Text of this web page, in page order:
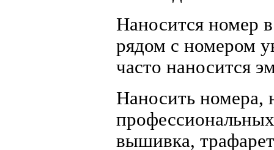
Наносится номер
рядом с номером
часто наносится
Наносить
вышивка,